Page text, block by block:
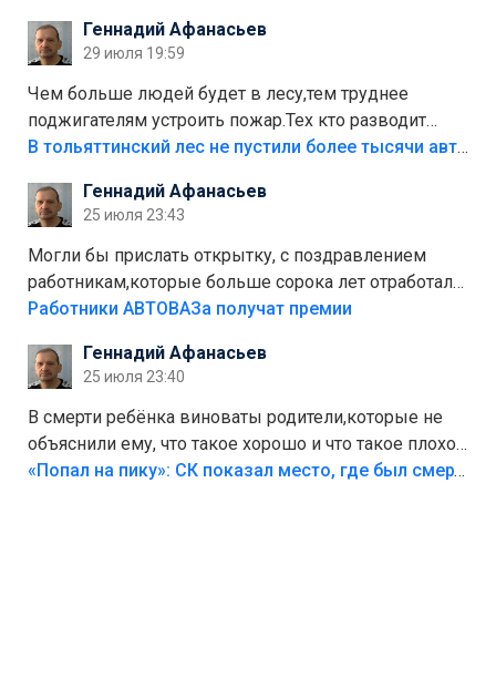
лежала в парке и испортилась.Да еще,видимо,часть
украли.
Геннадий Афанасьев
29 июля 19:59
Чем больше людей будет в лесу,тем труднее
поджигателям устроить пожар.Тех кто разводит
костры,тех надо безбожно штрафовать.Камер полно
Штрафы мизерные.
В тольяттинский лес не пустили более тысячи автомобилей
Геннадий Афанасьев
25 июля 23:43
Могли бы прислать открытку, с поздравлением
работникам,которые больше сорока лет отработали
на предприятии.
Работники АВТОВАЗа получат премии
Геннадий Афанасьев
25 июля 23:40
В смерти ребёнка виноваты родители,которые не
объяснили ему, что такое хорошо и что такое плохо!
Лезть через такой забор,верх безумия,есть же
«Попал на пику»: СК показал место, где был смертельно травмирован ребенок в Тольятти